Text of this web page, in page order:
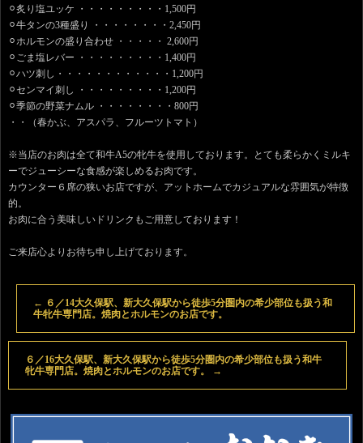
⚪︎炙り塩ユッケ ・・・・・・・・・1,500円
⚪︎牛タンの3種盛り ・・・・・・・・2,450円
⚪︎ホルモンの盛り合わせ ・・・・・ 2,600円
⚪︎ごま塩レバー ・・・・・・・・・1,400円
⚪︎ハツ刺し・・・・・・・・・・・・1,200円
⚪︎センマイ刺し ・・・・・・・・・1,200円
⚪︎季節の野菜ナムル ・・・・・・・・800円
・・（春かぶ、アスパラ、フルーツトマト）
※当店のお肉は全て和牛A5の牝牛を使用しております。とても柔らかくミルキ
ーでジューシーな食感が楽しめるお肉です。
カウンター６席の狭いお店ですが、アットホームでカジュアルな雰囲気が特徴
的。
お肉に合う美味しいドリンクもご用意しております！
ご来店心よりお待ち申し上げております。
← ６／14大久保駅、新大久保駅から徒歩5分圏内の希少部位も扱う和
牛牝牛専門店。焼肉とホルモンのお店です。
６／16大久保駅、新大久保駅から徒歩5分圏内の希少部位も扱う和牛
牝牛専門店。焼肉とホルモンのお店です。
→